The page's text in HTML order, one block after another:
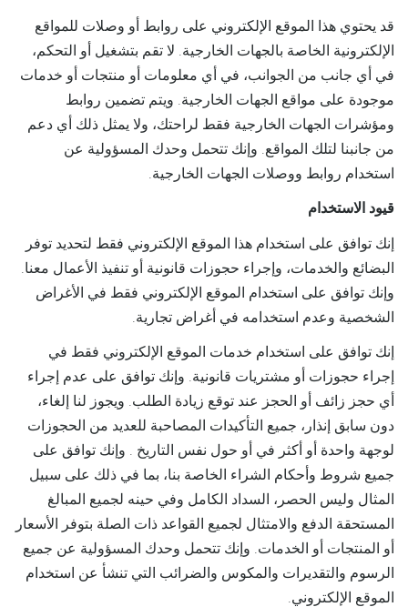
قد يحتوي هذا الموقع الإلكتروني على روابط أو وصلات للمواقع
الإلكترونية الخاصة بالجهات الخارجية. لا تقم بتشغيل أو التحكم،
في أي جانب من الجوانب، في أي معلومات أو منتجات أو خدمات
موجودة على مواقع الجهات الخارجية. ويتم تضمين روابط
ومؤشرات الجهات الخارجية فقط لراحتك، ولا يمثل ذلك أي دعم
من جانبنا لتلك المواقع. وإنك تتحمل وحدك المسؤولية عن
استخدام روابط ووصلات الجهات الخارجية.
قيود الاستخدام
إنك توافق على استخدام هذا الموقع الإلكتروني فقط لتحديد توفر
البضائع والخدمات، وإجراء حجوزات قانونية أو تنفيذ الأعمال معنا.
وإنك توافق على استخدام الموقع الإلكتروني فقط في الأغراض
الشخصية وعدم استخدامه في أغراض تجارية.
إنك توافق على استخدام خدمات الموقع الإلكتروني فقط في
إجراء حجوزات أو مشتريات قانونية. وإنك توافق على عدم إجراء
أي حجز زائف أو الحجز عند توقع زيادة الطلب. ويجوز لنا إلغاء،
دون سابق إنذار، جميع التأكيدات المصاحبة للعديد من الحجوزات
لوجهة واحدة أو أكثر في أو حول نفس التاريخ . وإنك توافق على
جميع شروط وأحكام الشراء الخاصة بنا، بما في ذلك على سبيل
المثال وليس الحصر، السداد الكامل وفي حينه لجميع المبالغ
المستحقة الدفع والامتثال لجميع القواعد ذات الصلة بتوفر الأسعار
أو المنتجات أو الخدمات. وإنك تتحمل وحدك المسؤولية عن جميع
الرسوم والتقديرات والمكوس والضرائب التي تنشأ عن استخدام
الموقع الإلكتروني.